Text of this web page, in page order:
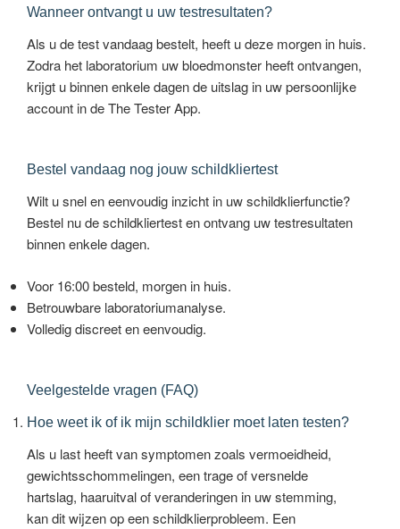
Wanneer ontvangt u uw testresultaten?
Als u de test vandaag bestelt, heeft u deze morgen in huis.
Zodra het laboratorium uw bloedmonster heeft ontvangen,
krijgt u binnen enkele dagen de uitslag in uw persoonlijke
account in de The Tester App.
Bestel vandaag nog jouw schildkliertest
Wilt u snel en eenvoudig inzicht in uw schildklierfunctie?
Bestel nu de schildkliertest en ontvang uw testresultaten
binnen enkele dagen.
Voor 16:00 besteld, morgen in huis.
Betrouwbare laboratoriumanalyse.
Volledig discreet en eenvoudig.
Veelgestelde vragen (FAQ)
Hoe weet ik of ik mijn schildklier moet laten testen?
Als u last heeft van symptomen zoals vermoeidheid,
gewichtsschommelingen, een trage of versnelde
hartslag, haaruitval of veranderingen in uw stemming,
kan dit wijzen op een schildklierprobleem. Een